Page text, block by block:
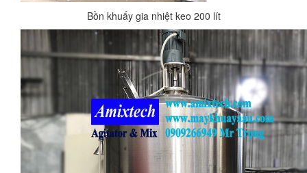
Bồn khuấy gia nhiệt keo 200 lít